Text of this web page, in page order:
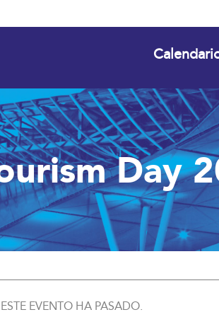
Day
ESTE EVENTO HA PASADO.